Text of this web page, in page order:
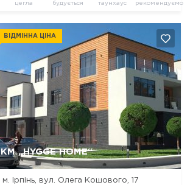
цегла будується таунхаус рекомендуємо
КМ „HYGGE HOME“
ВІДМІННА ЦІНА
м. Ірпінь, вул. Олега Кошового, 17
Так, видалити Відміна